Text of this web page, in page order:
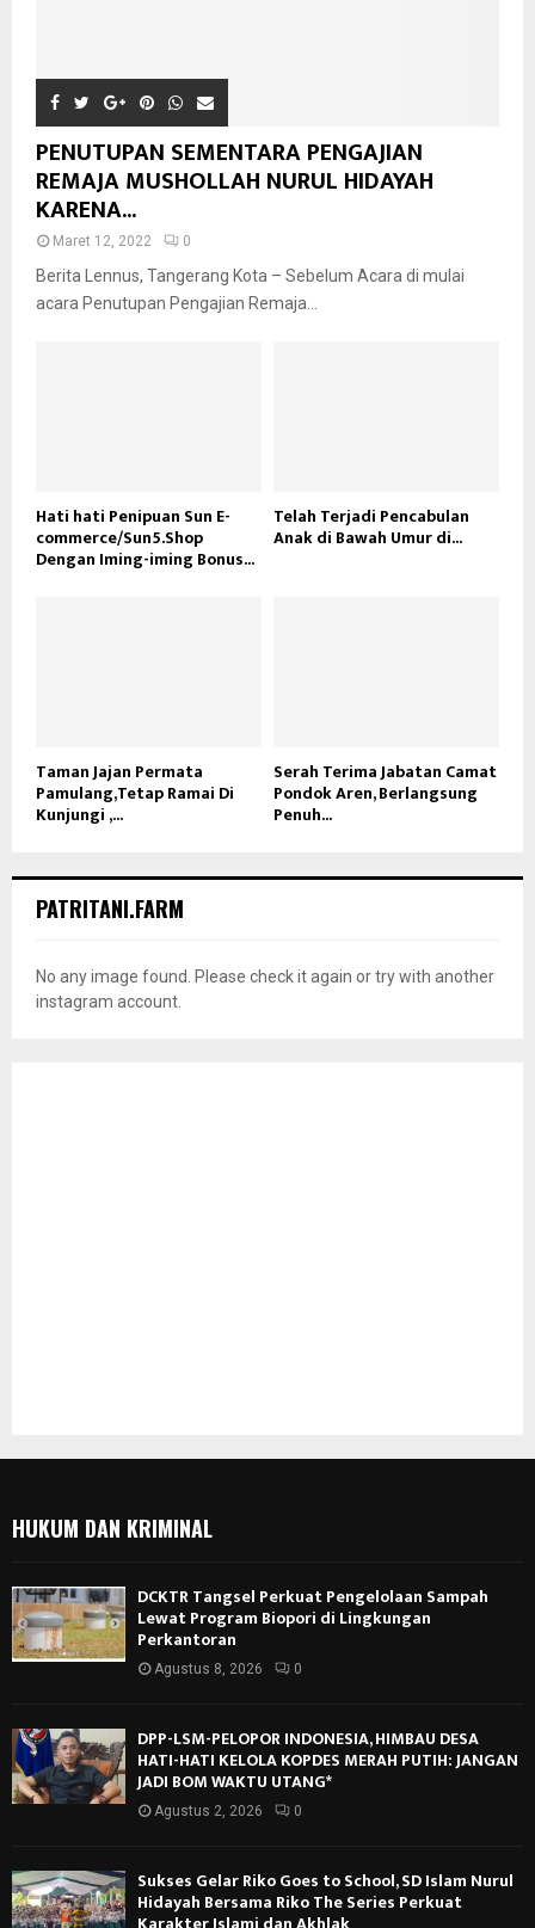
PENUTUPAN SEMENTARA PENGAJIAN
REMAJA MUSHOLLAH NURUL HIDAYAH
KARENA...
Maret 12, 2022 0
Berita Lennus, Tangerang Kota – Sebelum Acara di mulai
acara Penutupan Pengajian Remaja...
Hati hati Penipuan Sun E-
commerce/Sun5.Shop
Dengan Iming-iming Bonus...
Telah Terjadi Pencabulan
Anak di Bawah Umur di...
Taman Jajan Permata
Pamulang,Tetap Ramai Di
Kunjungi ,...
Serah Terima Jabatan Camat
Pondok Aren, Berlangsung
Penuh...
PATRITANI.FARM
No any image found. Please check it again or try with another
instagram account.
HUKUM DAN KRIMINAL
DCKTR Tangsel Perkuat Pengelolaan Sampah
Lewat Program Biopori di Lingkungan
Perkantoran
Agustus 8, 2026 0
DPP-LSM-PELOPOR INDONESIA, HIMBAU DESA
HATI-HATI KELOLA KOPDES MERAH PUTIH: JANGAN
JADI BOM WAKTU UTANG*
Agustus 2, 2026 0
Sukses Gelar Riko Goes to School, SD Islam Nurul
Hidayah Bersama Riko The Series Perkuat